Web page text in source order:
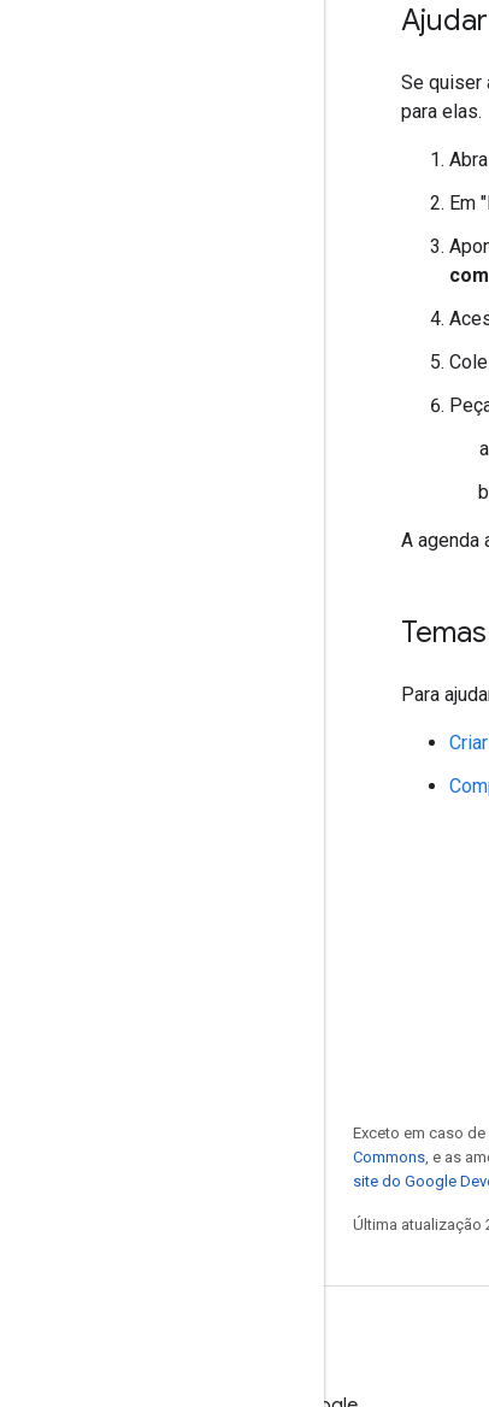
Se quiser
para elas.
Em
A agenda
Para
Exceto em caso
Commons, e as
site do Google
Última atualização